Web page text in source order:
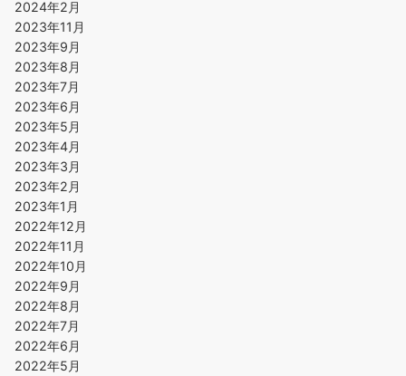
2024年2月
2023年11月
2023年9月
2023年8月
2023年7月
2023年6月
2023年5月
2023年4月
2023年3月
2023年2月
2023年1月
2022年12月
2022年11月
2022年10月
2022年9月
2022年8月
2022年7月
2022年6月
2022年5月